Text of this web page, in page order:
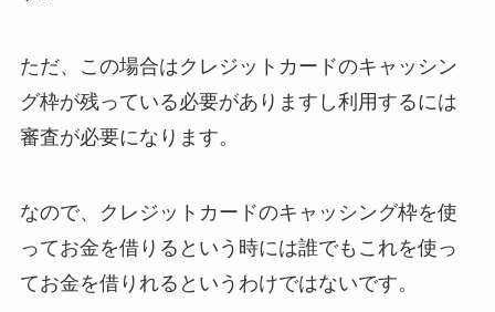
ただ、この場合はクレジットカードのキャッシン
グ枠が残っている必要がありますし利用するには
審査が必要になります。
なので、クレジットカードのキャッシング枠を使
ってお金を借りるという時には誰でもこれを使っ
てお金を借りれるというわけではないです。